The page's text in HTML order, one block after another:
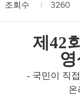
조회수 3260
제42
- 국민이 직
온